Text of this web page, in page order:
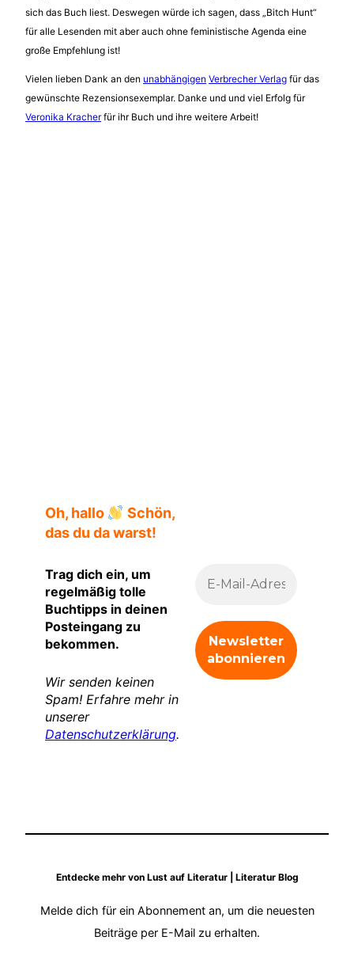
sich das Buch liest. Deswegen würde ich sagen, dass „Bitch Hunt“
für alle Lesenden mit aber auch ohne feministische Agenda eine
große Empfehlung ist!
Vielen lieben Dank an den unabhängigen Verbrecher Verlag für das
gewünschte Rezensionsexemplar. Danke und und viel Erfolg für
Veronika Kracherfür ihr Buch und ihre weitere Arbeit!
Oh, hallo
Schön,
das du da warst!
Trag dich ein, um
regelmäßig tolle
Buchtipps in deinen
Posteingang zu
bekommen.
Wir senden keinen
Spam! Erfahre mehr in
unserer
Datenschutzerklärung.
Entdecke mehr von Lust auf Literatur | Literatur Blog
Melde dich für ein Abonnement an, um die neuesten
Beiträge per E-Mail zu erhalten.